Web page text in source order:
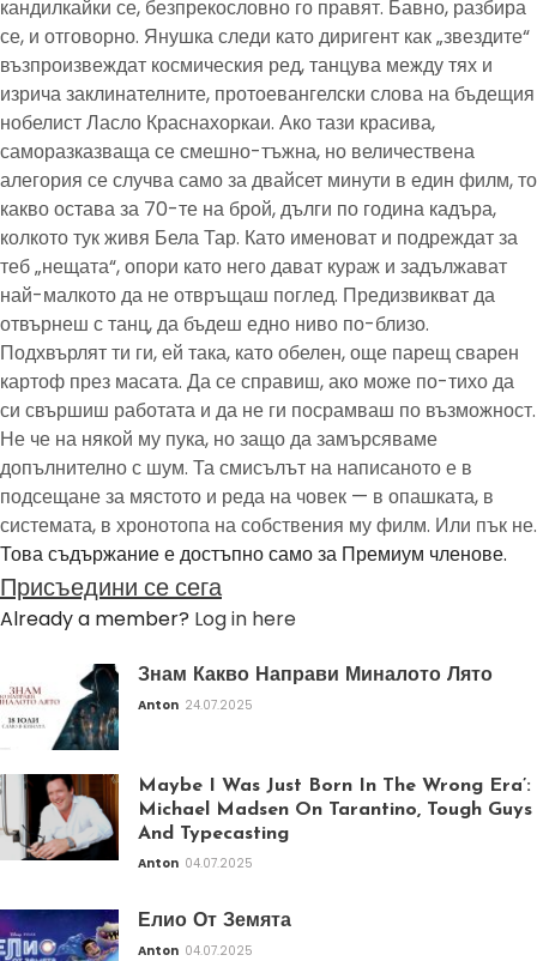
кандилкайки се, безпрекословно го правят. Бавно, разбира
се, и отговорно. Янушка следи като диригент как „звездите“
възпроизвеждат космическия ред, танцува между тях и
изрича заклинателните, протоевангелски слова на бъдещия
нобелист Ласло Краснахоркаи. Ако тази красива,
саморазказваща се смешно-тъжна, но величествена
алегория се случва само за двайсет минути в един филм, то
какво остава за 70-те на брой, дълги по година кадъра,
колкото тук живя Бела Тар. Като именоват и подреждат за
теб „нещата“, опори като него дават кураж и задължават
най-малкото да не отвръщаш поглед. Предизвикват да
отвърнеш с танц, да бъдеш едно ниво по-близо.
Подхвърлят ти ги, ей така, като обелен, още парещ сварен
картоф през масата. Да се справиш, ако може по-тихо да
си свършиш работата и да не ги посрамваш по възможност.
Не че на някой му пука, но защо да замърсяваме
допълнително с шум. Та смисълът на написаното е в
подсещане за мястото и реда на човек — в опашката, в
системата, в хронотопа на собствения му филм. Или пък не.
Това съдържание е достъпно само за Премиум членове.
Присъедини се сега
Already a member? Log in here
Знам Какво Направи Миналото Лято
Anton 24.07.2025
Maybe I Was Just Born In The Wrong Era’:
Michael Madsen On Tarantino, Tough Guys
And Typecasting
Anton 04.07.2025
Елио От Земята
Anton 04.07.2025